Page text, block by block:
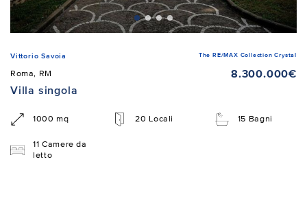
Vittorio Savoia The RE/MAX Collection Crystal
Roma, RM
8.300.000€
Villa singola
1000 mq 20 Locali 15 Bagni
11 Camere da
letto